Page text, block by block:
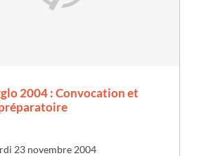
2004 : Convocation et
23 novembre 2004